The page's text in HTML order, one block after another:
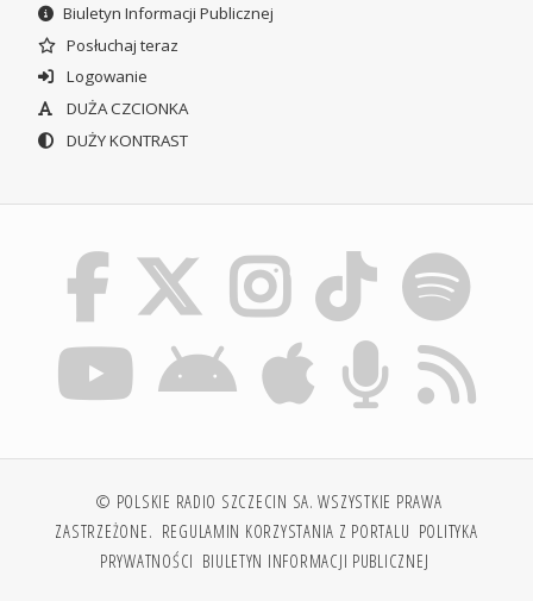
Biuletyn Informacji Publicznej
Posłuchaj teraz
Logowanie
DUŻA CZCIONKA
DUŻY KONTRAST
© POLSKIE RADIO SZCZECIN SA. WSZYSTKIE PRAWA
ZASTRZEŻONE. REGULAMIN KORZYSTANIA Z PORTALU POLITYKA
PRYWATNOŚCI BIULETYN INFORMACJI PUBLICZNEJ